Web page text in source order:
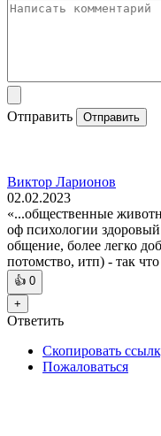
Отправить Отправить
Виктор Ларионов
02.02.2023
«...общественные
оф психологии
общение, более легко
потомство, итп) - так
👍 0
+
Ответить
Скопировать
Пожаловаться